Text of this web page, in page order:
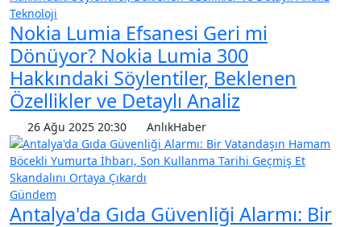
Teknoloji
Nokia Lumia Efsanesi Geri mi
Dönüyor? Nokia Lumia 300
Hakkındaki Söylentiler, Beklenen
Özellikler ve Detaylı Analiz
26 Ağu 2025 20:30 AnlıkHaber
Gündem
Antalya'da Gıda Güvenliği Alarmı: Bir